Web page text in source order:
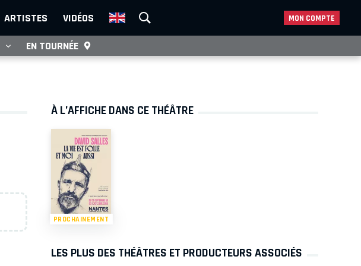
ARTISTES VIDÉOS MON COMPTE
EN TOURNÉE
À L’AFFICHE DANS CE THÉÂTRE
PROCHAINEMENT
LES PLUS DES THÉÂTRES ET PRODUCTEURS ASSOCIÉS